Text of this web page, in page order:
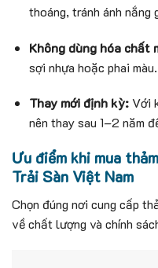
thoáng, tránh ánh nắng
Không dùng hóa chất
sợi nhựa hoặc phai màu.
Thay mới định kỳ:Với
nên thay sau 1–2 năm
Ưu điểm khi mua
Trải Sàn Việt Nam
Chọn đúng nơi cung cấp
về chất lượng và chính